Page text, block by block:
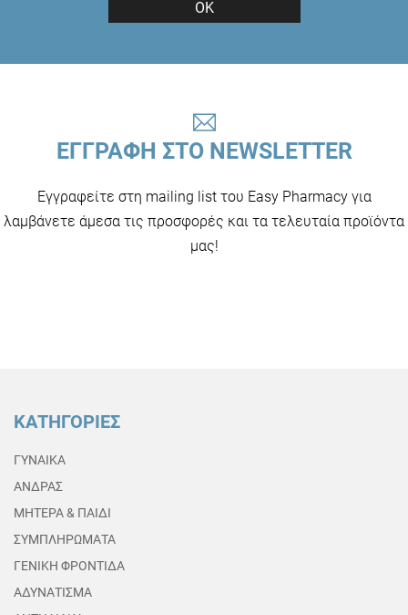
ΟΚ
ΕΓΓΡΑΦΗ ΣΤΟ NEWSLETTER
Εγγραφείτε στη mailing list του Easy Pharmacy για
λαμβάνετε άμεσα τις προσφορές και τα τελευταία προϊόντα
μας!
ΚΑΤΗΓΟΡΙΕΣ
ΓΥΝΑΙΚΑ
ΑΝΔΡΑΣ
ΜΗΤΕΡΑ & ΠΑΙΔΙ
ΣΥΜΠΛΗΡΩΜΑΤΑ
ΓΕΝΙΚΗ ΦΡΟΝΤΙΔΑ
ΑΔΥΝΑΤΙΣΜΑ